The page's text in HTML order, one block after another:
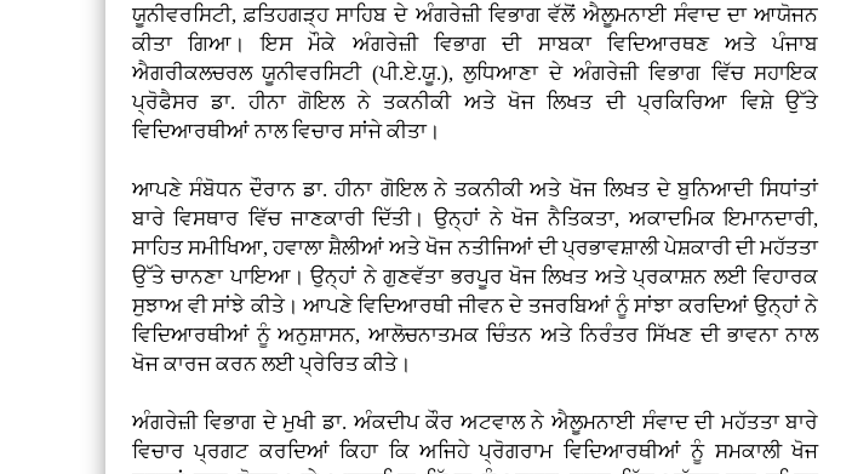
ਯੂਨੀਵਰਸਿਟੀ, ਫ਼ਤਿਹਗੜ੍ਹ ਸਾਹਿਬ ਦੇ ਅੰਗਰੇਜ਼ੀ ਵਿਭਾਗ ਵੱਲੋਂ ਐਲੂਮਨਾਈ ਸੰਵਾਦ ਦਾ ਆਯੋਜਨ
ਕੀਤਾ ਗਿਆ। ਇਸ ਮੌਕੇ ਅੰਗਰੇਜ਼ੀ ਵਿਭਾਗ ਦੀ ਸਾਬਕਾ ਵਿਦਿਆਰਥਣ ਅਤੇ ਪੰਜਾਬ
ਐਗਰੀਕਲਚਰਲ ਯੂਨੀਵਰਸਿਟੀ (ਪੀ.ਏ.ਯੂ.), ਲੁਧਿਆਣਾ ਦੇ ਅੰਗਰੇਜ਼ੀ ਵਿਭਾਗ ਵਿੱਚ ਸਹਾਇਕ
ਪ੍ਰੋਫੈਸਰ ਡਾ. ਹੀਨਾ ਗੋਇਲ ਨੇ ਤਕਨੀਕੀ ਅਤੇ ਖੋਜ ਲਿਖਤ ਦੀ ਪ੍ਰਕਿਰਿਆ ਵਿਸ਼ੇ ਉੱਤੇ
ਵਿਦਿਆਰਥੀਆਂ ਨਾਲ ਵਿਚਾਰ ਸਾਂਜੇ ਕੀਤਾ।
ਆਪਣੇ ਸੰਬੋਧਨ ਦੌਰਾਨ ਡਾ. ਹੀਨਾ ਗੋਇਲ ਨੇ ਤਕਨੀਕੀ ਅਤੇ ਖੋਜ ਲਿਖਤ ਦੇ ਬੁਨਿਆਦੀ ਸਿਧਾਂਤਾਂ
ਬਾਰੇ ਵਿਸਥਾਰ ਵਿੱਚ ਜਾਣਕਾਰੀ ਦਿੱਤੀ। ਉਨ੍ਹਾਂ ਨੇ ਖੋਜ ਨੈਤਿਕਤਾ, ਅਕਾਦਮਿਕ ਇਮਾਨਦਾਰੀ,
ਸਾਹਿਤ ਸਮੀਖਿਆ, ਹਵਾਲਾ ਸ਼ੈਲੀਆਂ ਅਤੇ ਖੋਜ ਨਤੀਜਿਆਂ ਦੀ ਪ੍ਰਭਾਵਸ਼ਾਲੀ ਪੇਸ਼ਕਾਰੀ ਦੀ ਮਹੱਤਤਾ
ਉੱਤੇ ਚਾਨਣਾ ਪਾਇਆ। ਉਨ੍ਹਾਂ ਨੇ ਗੁਣਵੱਤਾ ਭਰਪੂਰ ਖੋਜ ਲਿਖਤ ਅਤੇ ਪ੍ਰਕਾਸ਼ਨ ਲਈ ਵਿਹਾਰਕ
ਸੁਝਾਅ ਵੀ ਸਾਂਝੇ ਕੀਤੇ। ਆਪਣੇ ਵਿਦਿਆਰਥੀ ਜੀਵਨ ਦੇ ਤਜਰਬਿਆਂ ਨੂੰ ਸਾਂਝਾ ਕਰਦਿਆਂ ਉਨ੍ਹਾਂ ਨੇ
ਵਿਦਿਆਰਥੀਆਂ ਨੂੰ ਅਨੁਸ਼ਾਸਨ, ਆਲੋਚਨਾਤਮਕ ਚਿੰਤਨ ਅਤੇ ਨਿਰੰਤਰ ਸਿੱਖਣ ਦੀ ਭਾਵਨਾ ਨਾਲ
ਖੋਜ ਕਾਰਜ ਕਰਨ ਲਈ ਪ੍ਰੇਰਿਤ ਕੀਤੇ।
ਅੰਗਰੇਜ਼ੀ ਵਿਭਾਗ ਦੇ ਮੁਖੀ ਡਾ. ਅੰਕਦੀਪ ਕੌਰ ਅਟਵਾਲ ਨੇ ਐਲੂਮਨਾਈ ਸੰਵਾਦ ਦੀ ਮਹੱਤਤਾ ਬਾਰੇ
ਵਿਚਾਰ ਪ੍ਰਗਟ ਕਰਦਿਆਂ ਕਿਹਾ ਕਿ ਅਜਿਹੇ ਪ੍ਰੋਗਰਾਮ ਵਿਦਿਆਰਥੀਆਂ ਨੂੰ ਸਮਕਾਲੀ ਖੋਜ